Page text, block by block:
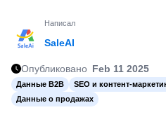
Написал
SaleAI
Опубликовано Feb 11 2025
Данные B2B
SEO и контент-
Данные о продажах